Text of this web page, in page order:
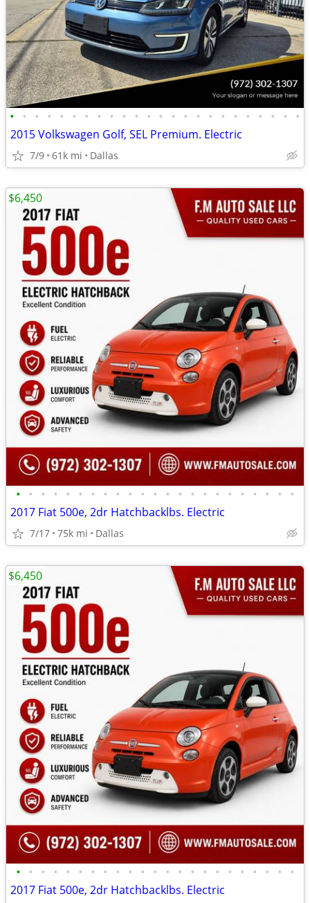
• • • • • • • • • • • • • • • • • • • • • • • •
2015 Volkswagen Golf, SEL Premium. Electric
7/9 61k mi Dallas
• • • • • • • • • • • • • • • • • • • • • • •
2017 Fiat 500e, 2dr Hatchbacklbs. Electric
7/17 75k mi Dallas
$6,450
• • • • • • • • • • • • • • • • • • • • • • •
2017 Fiat 500e, 2dr Hatchbacklbs. Electric
$6,450